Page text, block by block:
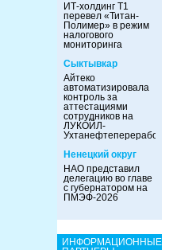
ИТ-холдинг Т1
перевел «Титан-
Полимер» в режим
налогового
мониторинга
Сыктывкар
Айтеко
автоматизировала
контроль за
аттестациями
сотрудников на
ЛУКОЙЛ-
Ухтанефтепереработка
Ненецкий округ
НАО представил
делегацию во главе
с губернатором на
ПМЭФ-2026
ИНФОРМАЦИОННЫЕ